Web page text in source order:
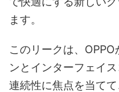
ます。
このリークは、
ンとインターフェイ
連続性に焦点を当て